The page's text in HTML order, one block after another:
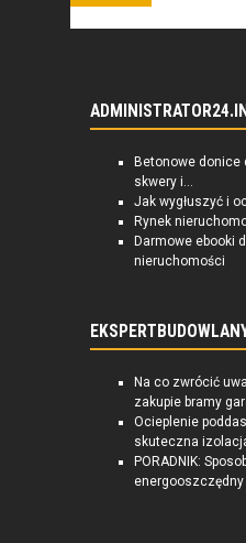
Betonowe donice
skwery i...
Jak wygłuszyć i
Rynek
Darmowe ebooki
nieruchomości
Na co zwrócić
zakupie bramy
Ocieplenie
skuteczna
PORADNIK: